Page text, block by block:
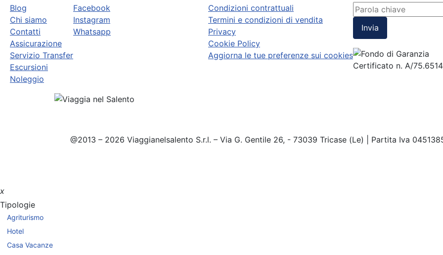
Blog
Chi siamo
Contatti
Assicurazione
Servizio Transfer
Escursioni
Noleggio
Facebook
Instagram
Whatsapp
Condizioni contrattuali
Termini e condizioni di vendita
Privacy
Cookie Policy
Aggiorna le tue preferenze sui cookies
Invia
Certificato n. A/
@2013 – 2026 Viaggianelsalento S.r.l. – Via G. Gentile 26, - 73039 Tricase (Le) | Partita Iva
x
Tipologie
Agriturismo
Hotel
Casa Vacanze